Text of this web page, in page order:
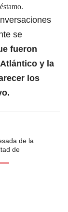
se
fueron
y la
los
de la
de